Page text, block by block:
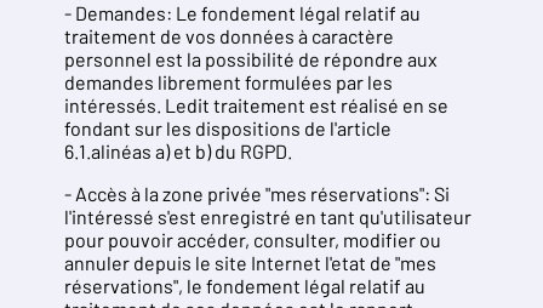
- Demandes: Le fondement légal relatif au
traitement de vos données à caractère
personnel est la possibilité de répondre aux
demandes librement formulées par les
intéressés. Ledit traitement est réalisé en se
fondant sur les dispositions de l'article
6.1.alinéas a) et b) du RGPD.
- Accès à la zone privée "mes réservations": Si
l'intéressé s'est enregistré en tant qu'utilisateur
pour pouvoir accéder, consulter, modifier ou
annuler depuis le site Internet l'etat de "mes
réservations", le fondement légal relatif au